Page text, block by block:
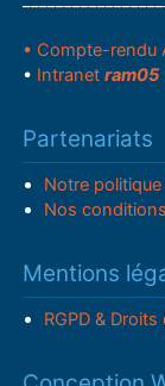
• Compte-rendu
• Intranetram05
Partenariats
Notre
Nos
Mentions
RGPD &